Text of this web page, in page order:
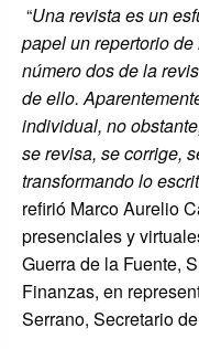
“Una revista es un
papel un repertorio
número dos de la
de ello.
individual, no
se revisa, se corrige,
transformando lo
refirió Marco Aurelio
presenciales y
Guerra de la Fuente,
Finanzas, en
Serrano, Secretario